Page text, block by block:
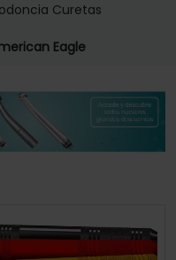
Curetas
Eagle